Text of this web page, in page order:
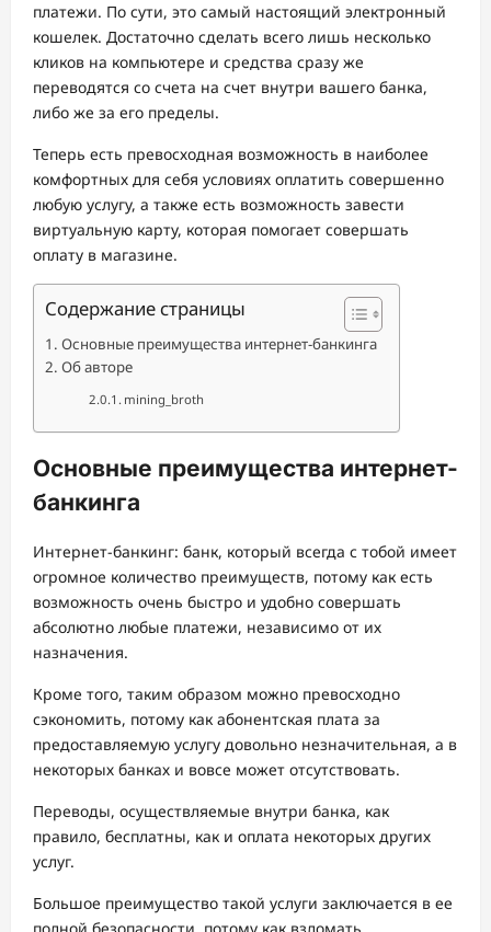
платежи. По сути, это самый настоящий электронный
кошелек. Достаточно сделать всего лишь несколько
кликов на компьютере и средства сразу же
переводятся со счета на счет внутри вашего банка,
либо же за его пределы.
Теперь есть превосходная возможность в наиболее
комфортных для себя условиях оплатить совершенно
любую услугу, а также есть возможность завести
виртуальную карту, которая помогает совершать
оплату в магазине.
Содержание страницы
Основные преимущества интернет-банкинга
Об авторе
mining_broth
Основные преимущества интернет-
банкинга
Интернет-банкинг: банк, который всегда с тобой имеет
огромное количество преимуществ, потому как есть
возможность очень быстро и удобно совершать
абсолютно любые платежи, независимо от их
назначения.
Кроме того, таким образом можно превосходно
сэкономить, потому как абонентская плата за
предоставляемую услугу довольно незначительная, а в
некоторых банках и вовсе может отсутствовать.
Переводы, осуществляемые внутри банка, как
правило, бесплатны, как и оплата некоторых других
услуг.
Большое преимущество такой услуги заключается в ее